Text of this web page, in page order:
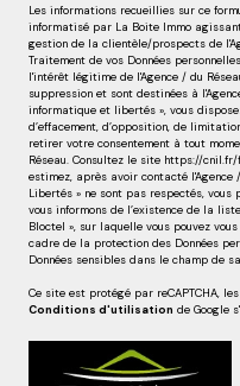
Les informations recueillies sur ce
informatisé par La Boite Immo
gestion de la clientèle/prospects de
Traitement de vos Données
l'intérêt légitime de l'Agence / du
suppression et sont destinées à
informatique et libertés », vous
d’effacement, d’opposition, de
retirer votre consentement à tout
Réseau. Consultez le site https://
estimez, après avoir contacté
Libertés » ne sont pas respectés, vous
vous informons de l’existence de la
Bloctel », sur laquelle vous pouvez
cadre de la protection des Données
Données sensibles dans le champ de
Ce site est protégé par reCAPTCHA, les
Conditions d'utilisation de Google